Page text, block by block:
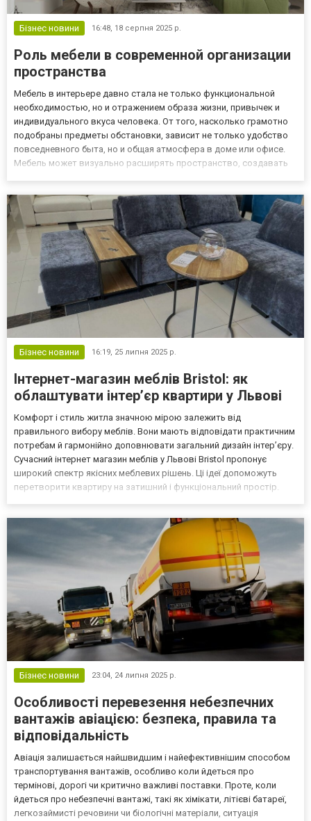
Бізнес новини 16:48, 18 серпня 2025 р.
Роль мебели в современной организации
пространства
Мебель в интерьере давно стала не только функциональной
необходимостью, но и отражением образа жизни, привычек и
индивидуального вкуса человека. От того, насколько грамотно
подобраны предметы обстановки, зависит не только удобство
повседневного быта, но и общая атмосфера в доме или офисе.
Мебель может визуально расширять пространство, создавать
Бізнес новини 16:19, 25 липня 2025 р.
Інтернет-магазин меблів Bristol: як
облаштувати інтер’єр квартири у Львові
Комфорт і стиль житла значною мірою залежить від
правильного вибору меблів. Вони мають відповідати практичним
потребам й гармонійно доповнювати загальний дизайн інтер’єру.
Сучасний інтернет магазин меблів у Львові Bristol пропонує
широкий спектр якісних меблевих рішень. Ці ідеї допоможуть
перетворити квартиру на затишний і функціональний простір.
Бізнес новини 23:04, 24 липня 2025 р.
Особливості перевезення небезпечних
вантажів авіацією: безпека, правила та
відповідальність
Авіація залишається найшвидшим і найефективнішим способом
транспортування вантажів, особливо коли йдеться про
термінові, дорогі чи критично важливі поставки. Проте, коли
йдеться про небезпечні вантажі, такі як хімікати, літієві батареї,
легкозаймисті речовини чи біологічні матеріали, ситуація